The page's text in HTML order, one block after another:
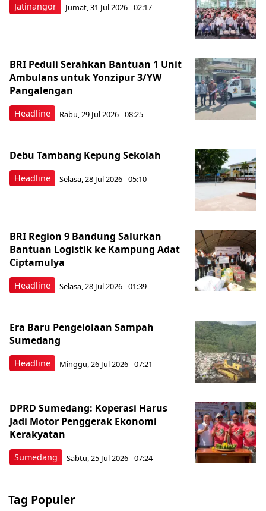
Jatinangor Jumat, 31 Jul 2026 - 02:17
Headline
BRI Peduli Serahkan Bantuan 1 Unit
Ambulans untuk Yonzipur 3/YW
Pangalengan
Rabu, 29 Jul 2026 - 08:25
Headline
Debu Tambang Kepung Sekolah
Selasa, 28 Jul 2026 - 05:10
Headline
BRI Region 9 Bandung Salurkan
Bantuan Logistik ke Kampung Adat
Ciptamulya
Selasa, 28 Jul 2026 - 01:39
Headline
Era Baru Pengelolaan Sampah
Sumedang
Minggu, 26 Jul 2026 - 07:21
Sumedang
DPRD Sumedang: Koperasi Harus
Jadi Motor Penggerak Ekonomi
Kerakyatan
Sabtu, 25 Jul 2026 - 07:24
Tag Populer